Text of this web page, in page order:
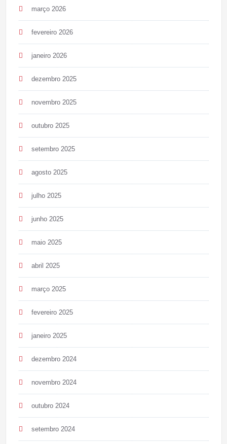
março 2026
fevereiro 2026
janeiro 2026
dezembro 2025
novembro 2025
outubro 2025
setembro 2025
agosto 2025
julho 2025
junho 2025
maio 2025
abril 2025
março 2025
fevereiro 2025
janeiro 2025
dezembro 2024
novembro 2024
outubro 2024
setembro 2024